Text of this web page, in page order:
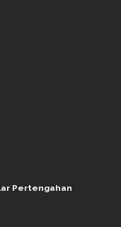
Pertengahan